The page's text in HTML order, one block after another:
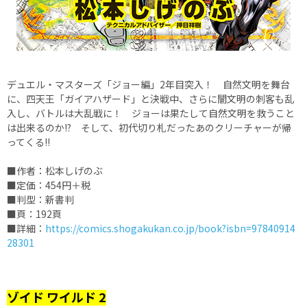
デュエル・マスターズ「ジョー編」2年目突入！ 自然文明を舞台
に、四天王「ガイアハザード」と決戦中、さらに闇文明の刺客も乱
入し、バトルは大乱戦に！ ジョーは果たして自然文明を救うこと
は出来るのか!? そして、初代切り札だったあのクリーチャーが帰
ってくる!!
■作者：松本しげのぶ
■定価：454円＋税
■判型：新書判
■頁：192頁
■詳細： https://comics.shogakukan.co.jp/book?isbn=97840914
28301
ゾイド ワイルド 2